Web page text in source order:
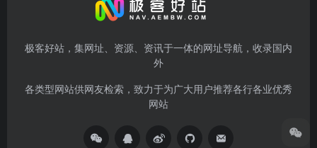
极客好站，集网址、资源、资讯于一体的网址导航，收录国内
外
各类型网站供网友检索，致力于为广大用户推荐各行各业优秀
网站